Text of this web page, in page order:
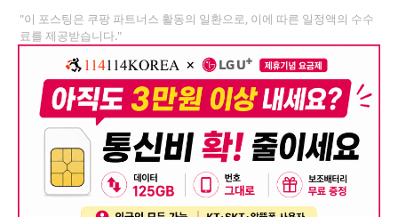
"이 포스팅은 쿠팡 파트너스 활동의 일환으로, 이에 따른 일정액의 수수
료를 제공받습니다."